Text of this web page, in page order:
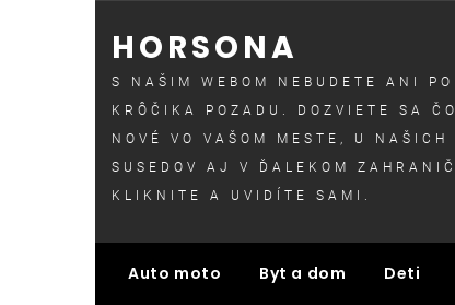
HORSONA
S NAŠIM WEBOM NEBUDETE ANI
KRÔČIKA POZADU. DOZVIETE SA
NOVÉ VO VAŠOM MESTE, U NAŠICH
SUSEDOV AJ V ĎALEKOM
KLIKNITE A UVIDÍTE SAMI.
Auto moto Byt a dom Deti